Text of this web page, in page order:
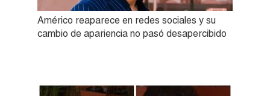
Américo reaparece en redes sociales y su
cambio de apariencia no pasó desapercibido